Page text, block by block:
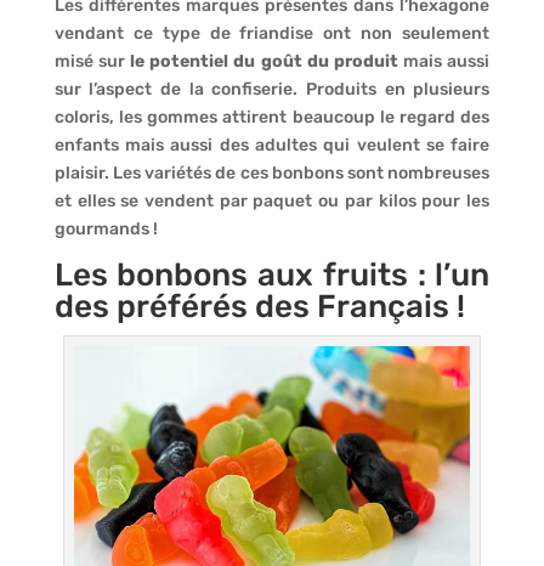
Les différentes marques présentes dans l’hexagone
vendant ce type de friandise ont non seulement
misé surle potentiel du goût du produitmais aussi
sur l’aspect de la confiserie. Produits en plusieurs
coloris, les gommes attirent beaucoup le regard des
enfants mais aussi des adultes qui veulent se faire
plaisir. Les variétés de ces bonbons sont nombreuses
et elles se vendent par paquet ou par kilos pour les
gourmands !
Les bonbons aux fruits : l’un
des préférés des Français !